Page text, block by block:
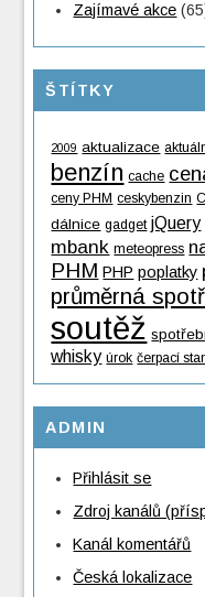
Zajímavé akce
ŠTÍTKY
2009 aktualizace
benzín cache
ceny PHM ceskybenzin
dálnice gadget jQuery
mbank meteopress
PHM PHP poplatky
průměrná
soutěž
whisky úrok čerpací
ADMIN
Přihlásit se
Zdroj kanálů
Kanál komentářů
Česká lokalizace